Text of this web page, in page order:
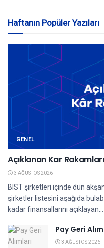
Haftanın Popüler Yazıları
GENEL
Açıklanan Kar
3 AĞUSTOS 2026
BIST şirketleri içinde dün
şirketler listesini aşağıda
kadar finansallarını açıklayan...
Pay Geri
3 AĞUSTOS 2026